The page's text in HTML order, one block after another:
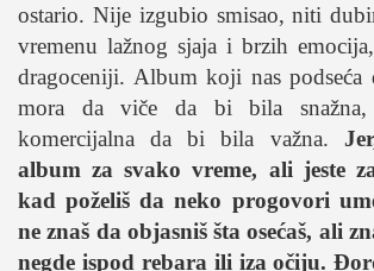
ostario. Nije izgubio smisao, niti
vremenu lažnog sjaja i brzih
dragoceniji. Album koji nas podseća
mora da viče da bi bila
komercijalna da bi bila važna.
album za svako vreme, ali jeste
kad poželiš da neko progovori
ne znaš da objasniš šta osećaš, ali
negde ispod rebara ili iza očiju.